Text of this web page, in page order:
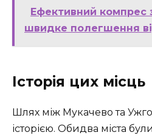
Ефективний компрес
швидке полегшення
Історія цих місць
Шлях між Мукачево та
історією. Обидва міста